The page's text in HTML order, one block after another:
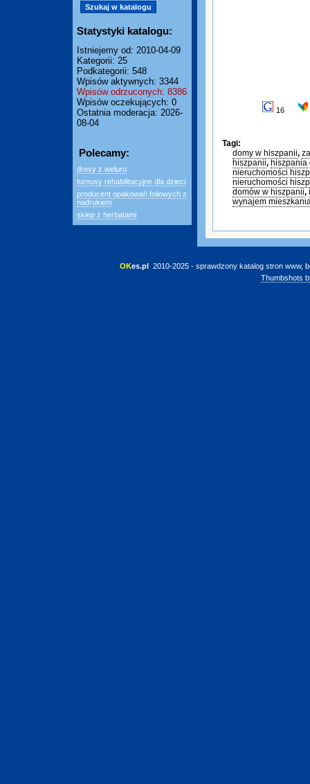
Statystyki katalogu:
Istniejemy od: 2010-04-09
Kategorii: 25
Podkategorii: 548
Wpisów aktywnych: 3344
Wpisów odrzuconych: 8386
Wpisów oczekujących: 0
Ostatnia moderacja: 2026-
08-04
Polecamy:
dresy z weluru
turnusy rehabilitacyjne dla dzieci
producent opakowań foliowych z
nadrukiem
sklep z herbatami
16
Tagi:
domy w hiszpanii,
hiszpanii, hiszpania
nieruchomości
nieruchomości
domów w hiszpanii,
wynajem
OKes.pl 2010-2025 - sprawdzony katalog stron www,
Thumbshots